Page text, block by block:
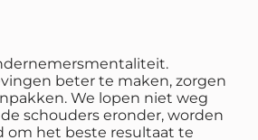
beter te maken, zorgen
We lopen niet weg
schouders eronder, worden
om het beste resultaat te